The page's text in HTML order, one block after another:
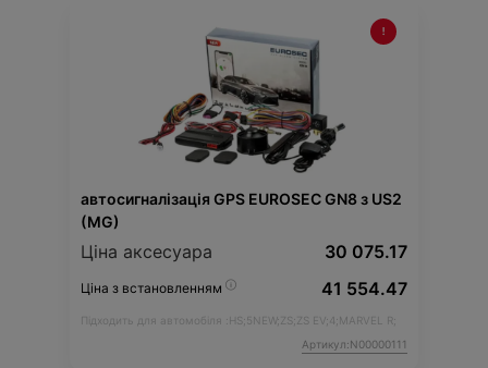
автосигналізація GPS EUROSEC GN8 з US2
(MG)
Ціна аксесуара 30 075.17
Ціна з встановленням 41 554.47
Підходить для автомобіля :HS;5NEW; ZS; ZS EV; 4;MARVEL R;
Артикул:N00000111